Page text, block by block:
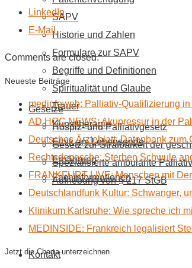
SAPV
Historie und Zahlen
Formulare zur SAPV
Begriffe und Definitionen
Spiritualität und Glaube
Trauer
Kunsttherapie
Ethik am Lebensende
Ernährung
Fachinformationen
Gesetze
Hospiz- und Palliativgesetz
Gesetz zur Strafbarkeit der
Spezialisierte ambulante
Aufhebung von § 217 StGB
Kontakt
LinkedIn
E-Mail
Comments are closed.
Neueste Beiträge
medinfoweb: Palliativ-Qualifizierung
AD HOC NEWS: Akupressur in der
Deutsches Ärzteblatt: Datenbank
Rechtsdepesche: Sterben Schwule
FRANKFURT LIVE: Menschen mit
Deutschlandfunk Kultur: Schwanger,
Klinikum Karlsruhe: Wie spreche ich
MEDINSIDE: Frankreich legalisiert
Jetzt die Charta unterzeichnen